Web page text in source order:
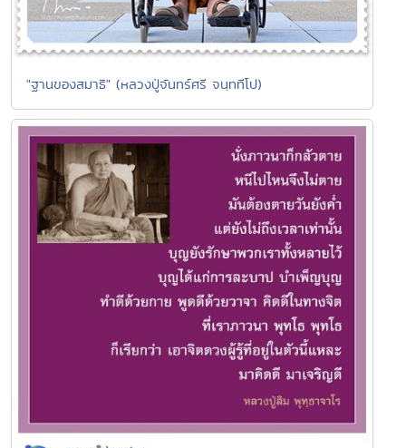
"ฐานของสมาธิ" (หลวงปู่จันทร์ศรี จนฺททีโป)